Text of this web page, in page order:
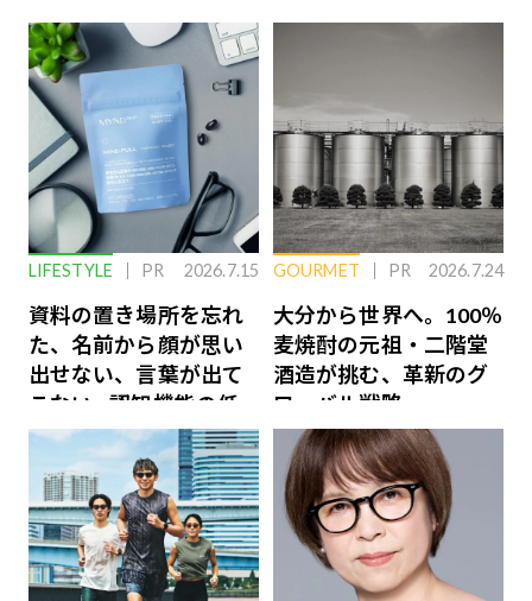
LIFESTYLE PR 2026.7.15
資料の置き場所を忘れ
た、名前から顔が思い
出せない、言葉が出て
こない…認知機能の低
下を救う、脳のインナ
ーケアとは
GOURMET PR 2026.7.24
大分から世界へ。100％
麦焼酎の元祖・二階堂
酒造が挑む、革新のグ
ローバル戦略